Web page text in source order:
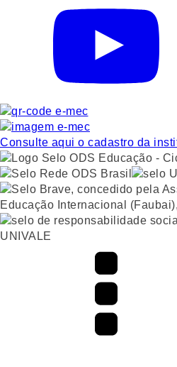
Consulte aqui o cadastro da
UNIVALE